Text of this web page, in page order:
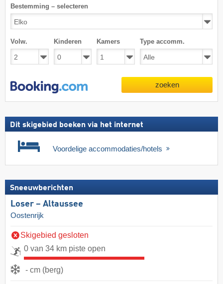
Bestemming – selecteren
Volw. Kinderen Kamers Type accomm.
zoeken
Dit skigebied boeken via het internet
Voordelige accommodaties/hotels
Sneeuwberichten
Loser – Altaussee
Oostenrijk
Skigebied gesloten
0 van 34 km piste open
- cm (berg)